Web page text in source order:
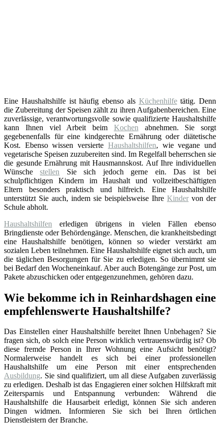
Eine Haushaltshilfe ist häufig ebenso als Küchenhilfetätig. Denn
die Zubereitung der Speisen zählt zu ihren Aufgabenbereichen. Eine
zuverlässige, verantwortungsvolle sowie qualifizierte Haushaltshilfe
kann Ihnen viel Arbeit beim Kochen abnehmen. Sie sorgt
gegebenenfalls für eine kindgerechte Ernährung oder diätetische
Kost. Ebenso wissen versierte Haushaltshilfen, wie vegane und
vegetarische Speisen zuzubereiten sind. Im Regelfall beherrschen sie
die gesunde Ernährung mit Hausmannskost. Auf Ihre individuellen
Wünschestellen Sie sich jedoch gerne ein. Das ist bei
schulpflichtigen Kindern im Haushalt und vollzeitbeschäftigten
Eltern besonders praktisch und hilfreich. Eine Haushaltshilfe
unterstützt Sie auch, indem sie beispielsweise Ihre Kinder von der
Schule abholt.
Haushaltshilfen erledigen übrigens in vielen Fällen ebenso
Bringdienste oder Behördengänge. Menschen, die krankheitsbedingt
eine Haushaltshilfe benötigen, können so wieder verstärkt am
sozialen Leben teilnehmen. Eine Haushaltshilfe eignet sich auch, um
die täglichen Besorgungen für Sie zu erledigen. So übernimmt sie
bei Bedarf den Wocheneinkauf. Aber auch Botengänge zur Post, um
Pakete abzuschicken oder entgegenzunehmen, gehören dazu.
Wie bekomme ich in Reinhardshagen eine
empfehlenswerte Haushaltshilfe?
Das Einstellen einer Haushaltshilfe bereitet Ihnen Unbehagen? Sie
fragen sich, ob solch eine Person wirklich vertrauenswürdig ist? Ob
diese fremde Person in Ihrer Wohnung eine Aufsicht benötigt?
Normalerweise handelt es sich bei einer professionellen
Haushaltshilfe um eine Person mit einer entsprechenden
Ausbildung. Sie sind qualifiziert, um all diese Aufgaben zuverlässig
zu erledigen. Deshalb ist das Engagieren einer solchen Hilfskraft mit
Zeitersparnis und Entspannung verbunden: Während die
Haushaltshilfe die Hausarbeit erledigt, können Sie sich anderen
Dingen widmen. Informieren Sie sich bei Ihren örtlichen
Dienstleistern der Branche.